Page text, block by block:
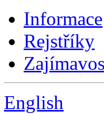
Informace
Rejstříky
English